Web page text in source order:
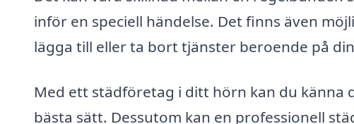
inför en speciell händelse. Det finns även
lägga till eller ta bort tjänster beroende på
Med ett städföretag i ditt hörn kan du känna
bästa sätt. Dessutom kan en professionell